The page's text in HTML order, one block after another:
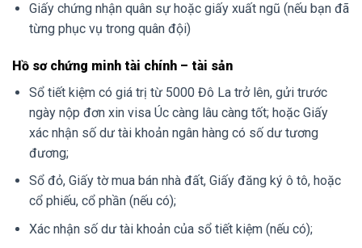
Giấy chứng nhận quân sự hoặc giấy xuất ngũ (nếu bạn đã
từng phục vụ trong quân đội)
Hồ sơ chứng minh tài chính – tài sản
Sổ tiết kiệm có giá trị từ 5000 Đô La trở lên, gửi trước
ngày nộp đơn xin visa Úc càng lâu càng tốt; hoặc Giấy
xác nhận số dư tài khoản ngân hàng có số dư tương
đương;
Sổ đỏ, Giấy tờ mua bán nhà đất, Giấy đăng ký ô tô, hoặc
cổ phiếu, cổ phần (nếu có);
Xác nhận số dư tài khoản của sổ tiết kiệm (nếu có);